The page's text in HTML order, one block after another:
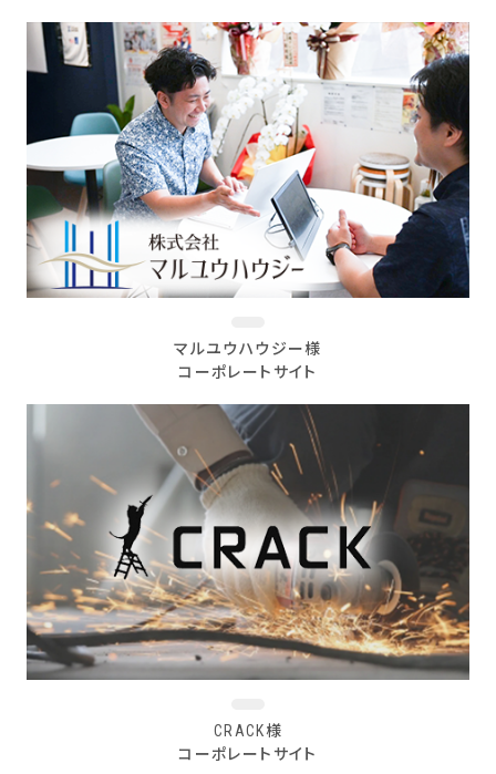
マルユウハウジー様
コーポレートサイト
CRACK様
コーポレートサイト